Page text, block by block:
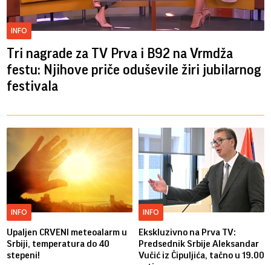
INFO
Tri nagrade za TV Prva i B92 na Vrmdža
festu: Njihove priče oduševile žiri jubilarnog
festivala
INFO
Upaljen CRVENI meteoalarm u
Srbiji, temperatura do 40
stepeni!
INFO
Ekskluzivno na Prva TV:
Predsednik Srbije Aleksandar
Vučić iz Čipuljića, tačno u 19.00